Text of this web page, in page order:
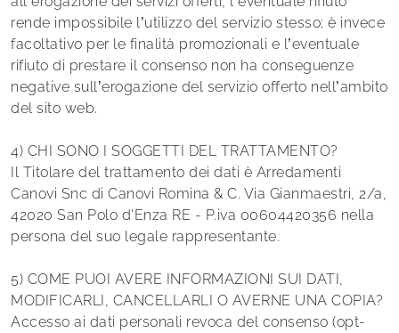
rende impossibile l’utilizzo del servizio stesso; è invece
facoltativo per le finalità promozionali e l’eventuale
rifiuto di prestare il consenso non ha conseguenze
negative sull’erogazione del servizio offerto nell’ambito
del sito web.
4) CHI SONO I SOGGETTI DEL TRATTAMENTO?
Il Titolare del trattamento dei dati è Arredamenti
Canovi Snc di Canovi Romina & C. Via Gianmaestri, 2/a,
42020 San Polo d'Enza RE - P.iva 00604420356 nella
persona del suo legale rappresentante.
5) COME PUOI AVERE INFORMAZIONI SUI DATI,
MODIFICARLI, CANCELLARLI O AVERNE UNA COPIA?
Accesso ai dati personali revoca del consenso (opt-